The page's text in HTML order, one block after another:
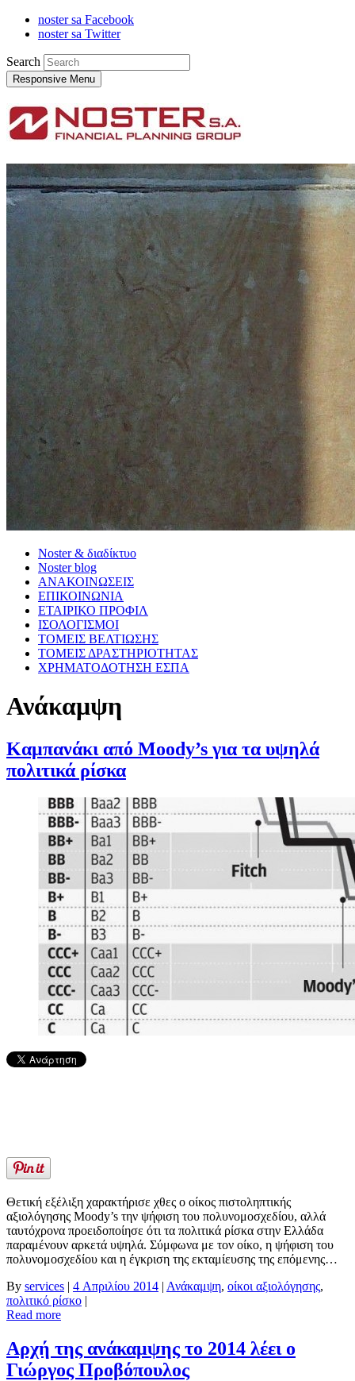
noster sa Facebook
noster sa Twitter
Search
Responsive Menu
Noster & διαδίκτυο
Noster blog
ΑΝΑΚΟΙΝΩΣΕΙΣ
ΕΠΙΚΟΙΝΩΝΙΑ
ΕΤΑΙΡΙΚΟ ΠΡΟΦΙΛ
ΙΣΟΛΟΓΙΣΜΟΙ
ΤΟΜΕΙΣ ΒΕΛΤΙΩΣΗΣ
ΤΟΜΕΙΣ ΔΡΑΣΤΗΡΙΟΤΗΤΑΣ
ΧΡΗΜΑΤΟΔΟΤΗΣΗ ΕΣΠΑ
Ανάκαμψη
Καμπανάκι από Moody’s για τα υψηλά
πολιτικά ρίσκα
Θετική εξέλιξη χαρακτήρισε χθες ο οίκος πιστοληπτικής
αξιολόγησης Moody’s την ψήφιση του πολυνομοσχεδίου, αλλά
ταυτόχρονα προειδοποίησε ότι τα πολιτικά ρίσκα στην Ελλάδα
παραμένουν αρκετά υψηλά. Σύμφωνα με τον οίκο, η ψήφιση του
πολυνομοσχεδίου και η έγκριση της εκταμίευσης της επόμενης…
By services | 4 Απριλίου 2014 | Ανάκαμψη, οίκοι αξιολόγησης,
πολιτικό ρίσκο |
Read more
Αρχή της ανάκαμψης το 2014 λέει ο
Γιώργος Προβόπουλος